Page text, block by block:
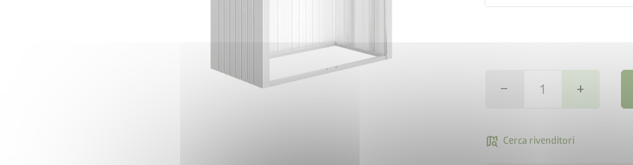
remove add
map_search Cerca rivenditori